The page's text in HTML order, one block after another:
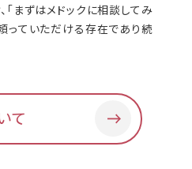
「まずはメドックに相談してみ
っていただける存在であり続
て